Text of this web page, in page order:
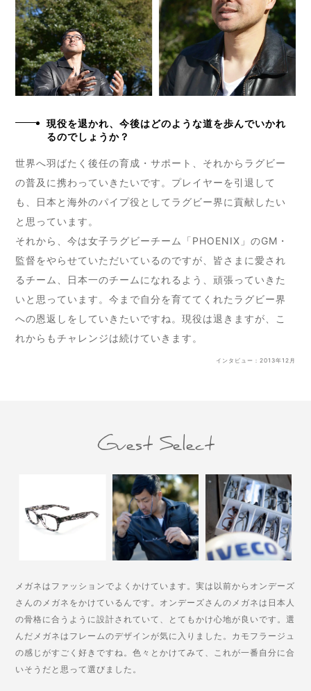
現役を退かれ、今後はどのような道を歩んでいかれ
るのでしょうか？
世界へ羽ばたく後任の育成・サポート、それからラグビー
の普及に携わっていきたいです。プレイヤーを引退して
も、日本と海外のパイプ役としてラグビー界に貢献したい
と思っています。
それから、今は女子ラグビーチーム「PHOENIX」のGM・
監督をやらせていただいているのですが、皆さまに愛され
るチーム、日本一のチームになれるよう、頑張っていきた
いと思っています。今まで自分を育ててくれたラグビー界
への恩返しをしていきたいですね。現役は退きますが、こ
れからもチャレンジは続けていきます。
インタビュー：2013年12月
Guest Select
メガネはファッションでよくかけています。実は以前からオンデーズ
さんのメガネをかけているんです。オンデーズさんのメガネは日本人
の骨格に合うように設計されていて、とてもかけ心地が良いです。選
んだメガネはフレームのデザインが気に入りました。カモフラージュ
の感じがすごく好きですね。色々とかけてみて、これが一番自分に合
いそうだと思って選びました。